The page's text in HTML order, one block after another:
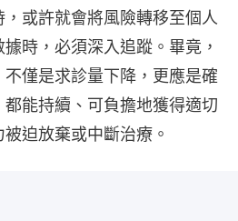
或許就會將風險轉移至個人
時，必須深入追蹤。畢竟，
僅是求診量下降，更應是確
能持續、可負擔地獲得適切
迫放棄或中斷治療。